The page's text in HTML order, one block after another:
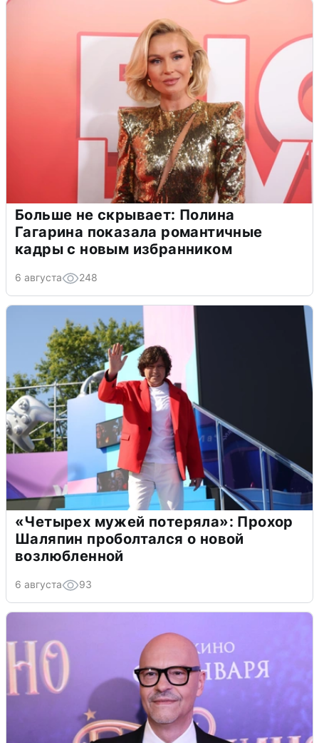
Больше не скрывает: Полина
Гагарина показала романтичные
кадры с новым избранником
6 августа 248
«Четырех мужей потеряла»: Прохор
Шаляпин проболтался о новой
возлюбленной
6 августа 93